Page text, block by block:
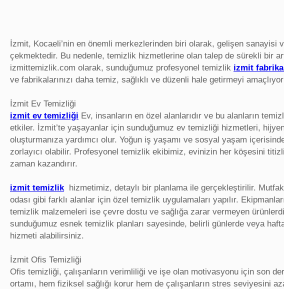
İzmit, Kocaeli’nin en önemli merkezlerinden biri olarak, gelişen sanayisi
çekmektedir. Bu nedenle, temizlik hizmetlerine olan talep de sürekli bir
izmittemizlik.com olarak, sunduğumuz profesyonel temizlik izmit
ve fabrikalarınızı daha temiz, sağlıklı ve düzenli hale getirmeyi
İzmit Ev Temizliği
izmit ev temizliği Ev, insanların en özel alanlarıdır ve bu alanların
etkiler. İzmit’te yaşayanlar için sunduğumuz ev temizliği hizmetleri,
oluşturmanıza yardımcı olur. Yoğun iş yaşamı ve sosyal yaşam
zorlayıcı olabilir. Profesyonel temizlik ekibimiz, evinizin her köşesini
zaman kazandırır.
izmit temizlikhizmetimiz, detaylı bir planlama ile gerçekleştirilir.
odası gibi farklı alanlar için özel temizlik uygulamaları yapılır.
temizlik malzemeleri ise çevre dostu ve sağlığa zarar vermeyen
sunduğumuz esnek temizlik planları sayesinde, belirli günlerde veya
hizmeti alabilirsiniz.
İzmit Ofis Temizliği
Ofis temizliği, çalışanların verimliliği ve işe olan motivasyonu için son
ortamı, hem fiziksel sağlığı korur hem de çalışanların stres seviyesini